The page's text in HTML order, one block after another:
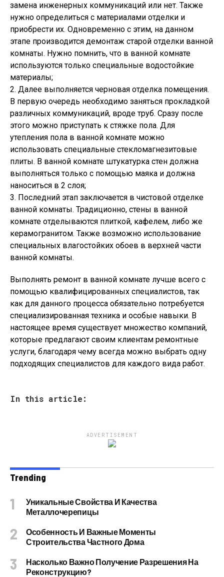
замена инженерных коммуникаций или нет. Также
нужно определиться с материалами отделки и
приобрести их. Одновременно с этим, на данном
этапе производится демонтаж старой отделки ванной
комнаты. Нужно помнить, что в ванной комнате
используются только специальные водостойкие
материалы;
2. Далее выполняется черновая отделка помещения.
В первую очередь необходимо заняться прокладкой
различных коммуникаций, вроде труб. Сразу после
этого можно приступать к стяжке пола. Для
утепления пола в ванной комнате можно
использовать специальные стекломагнезитовые
плиты. В ванной комнате штукатурка стен должна
выполняться только с помощью маяка и должна
наноситься в 2 слоя;
3. Последний этап заключается в чистовой отделке
ванной комнаты. Традиционно, стены в ванной
комнате отделываются плиткой, кафелем, либо же
керамогранитом. Также возможно использование
специальных влагостойких обоев в верхней части
ванной комнаты.
Выполнять ремонт в ванной комнате лучше всего с
помощью квалифицированных специалистов, так
как для данного процесса обязательно потребуется
специализированная техника и особые навыки. В
настоящее время существует множество компаний,
которые предлагают своим клиентам ремонтные
услуги, благодаря чему всегда можно выбрать одну
подходящих специалистов для каждого вида работ.
In this article:
ADVERTISEMENT
Trending
Уникальные Свойства И Качества
Металлочерепицы
Особенность И Важные Моменты
Строительства Частного Дома
Насколько Важно Получение Разрешения На
Реконструкцию?